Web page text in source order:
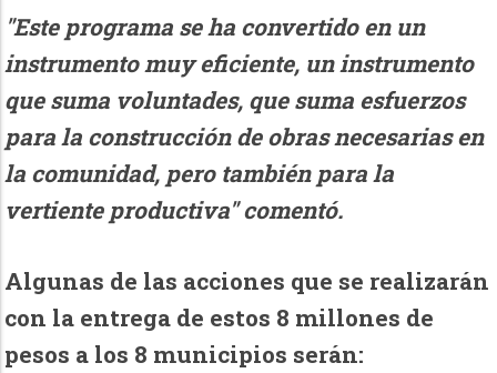
"Este programa se ha convertido en un
instrumento muy eficiente, un instrumento
que suma voluntades, que suma esfuerzos
para la construcción de obras necesarias en
la comunidad, pero también para la
vertiente productiva" comentó.
Algunas de las acciones que se realizarán
con la entrega de estos 8 millones de
pesos a los 8 municipios serán: